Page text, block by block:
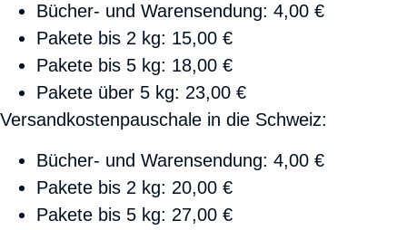
Bücher- und Warensendung: 4,00 €
Pakete bis 2 kg: 15,00 €
Pakete bis 5 kg: 18,00 €
Pakete über 5 kg: 23,00 €
Versandkostenpauschale in die Schweiz:
Bücher- und Warensendung: 4,00 €
Pakete bis 2 kg: 20,00 €
Pakete bis 5 kg: 27,00 €